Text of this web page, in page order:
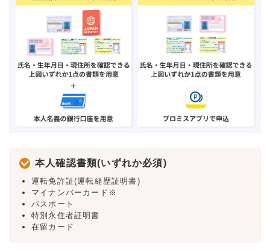
本人確認書類(いずれか必須)
運転免許証(運転経歴証明書)
マイナンバーカード※
パスポート
特別永住者証明書
在留カード